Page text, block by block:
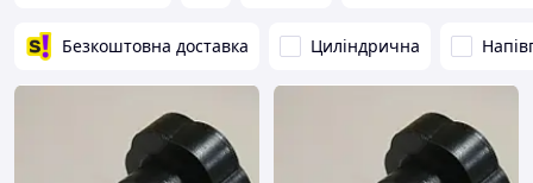
Безкоштовна доставка Циліндрична